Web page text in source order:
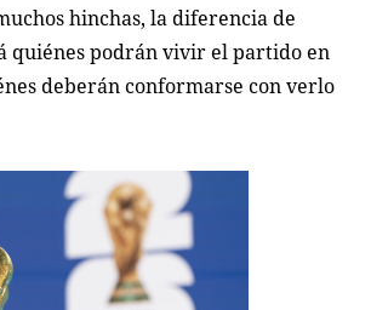
hinchas, la diferencia de
quiénes podrán vivir el partido en
deberán conformarse con verlo